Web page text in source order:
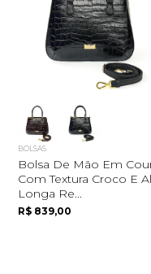
BOLSAS
Bolsa De Mão Em
Com Textura Croco E
Longa Re...
R$ 839,00